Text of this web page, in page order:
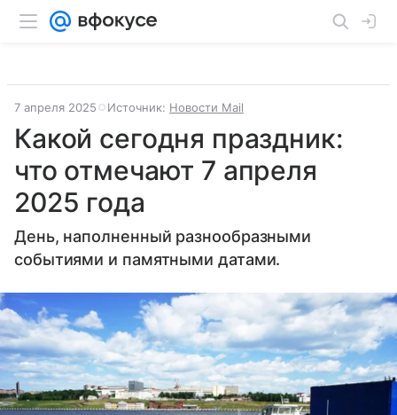
7 апреля 2025 Источник: Новости Mail
Какой сегодня праздник:
что отмечают 7 апреля
2025 года
День, наполненный разнообразными
событиями и памятными датами.